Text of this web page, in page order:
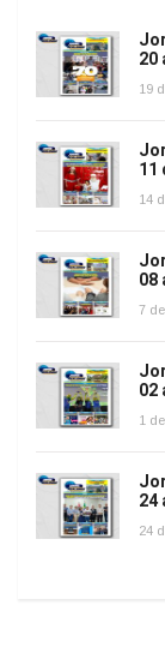
20
19
11
14
08
7
02
1
24
24